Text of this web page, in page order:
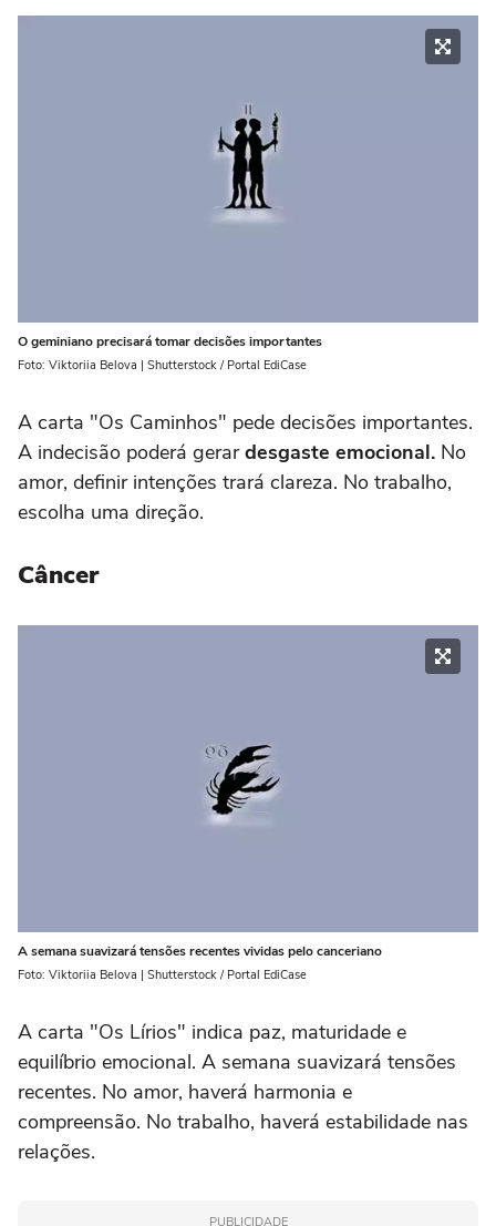
O geminiano precisará tomar decisões importantes
Foto: Viktoriia Belova | Shutterstock / Portal EdiCase
A carta "Os Caminhos" pede decisões importantes.
A indecisão poderá gerardesgaste emocional. No
amor, definir intenções trará clareza. No trabalho,
escolha uma direção.
Câncer
A semana suavizará tensões recentes vividas pelo canceriano
Foto: Viktoriia Belova | Shutterstock / Portal EdiCase
A carta "Os Lírios" indica paz, maturidade e
equilíbrio emocional. A semana suavizará tensões
recentes. No amor, haverá harmonia e
compreensão. No trabalho, haverá estabilidade nas
relações.
PUBLICIDADE